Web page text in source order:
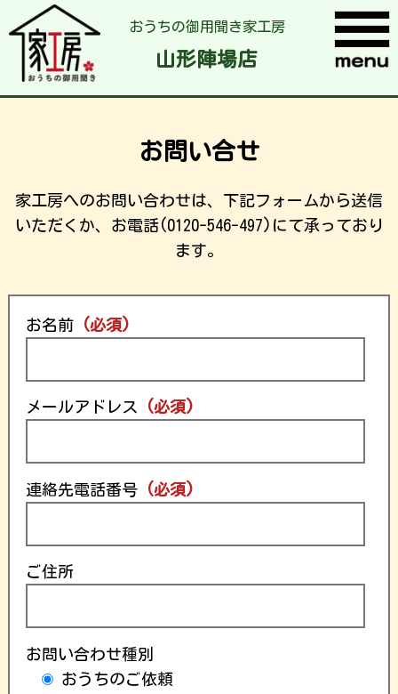
おうちの御用聞き家工房
山形陣場店
お問い合せ
家工房へのお問い合わせは、下記フォームから送信
いただくか、お電話(0120-546-497)にて承っており
ます。
お名前 (必須)
メールアドレス (必須)
連絡先電話番号 (必須)
ご住所
お問い合わせ種別
おうちのご依頼